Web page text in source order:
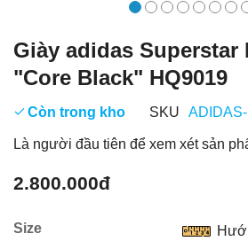
Giày adidas Superstar
"Core Black" HQ9019
Còn trong kho SKU
Là người đầu tiên để xem xét sản
2.800.000đ
Size